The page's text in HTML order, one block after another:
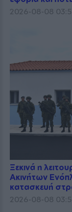
2026-08-08
Ξεκινά η
Ακινήτων
κατασκευή
2026-08-08